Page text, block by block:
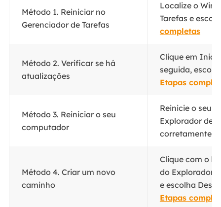
Método 1. Reiniciar no
Gerenciador de Tarefas
Localize o
Tarefas e
completas
Método 2. Verificar se há
atualizações
Clique em
seguida,
Etapas
Método 3. Reiniciar o seu
computador
Reinicie o seu
Explorador de
corretamente...
Método 4. Criar um novo
caminho
Clique com o
do Explorador
e escolha
Etapas